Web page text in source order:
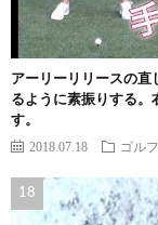
アーリーリリースの直
るように素振りする。
す。
2018.07.18 ゴル